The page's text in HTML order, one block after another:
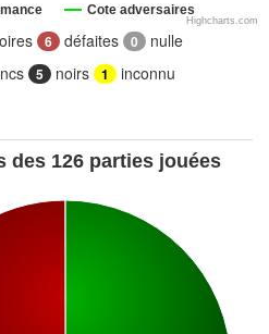
Cote adversaires
Highcharts.com
6 défaites 0 nulle
5 noirs 1 inconnu
des 126 parties jouées